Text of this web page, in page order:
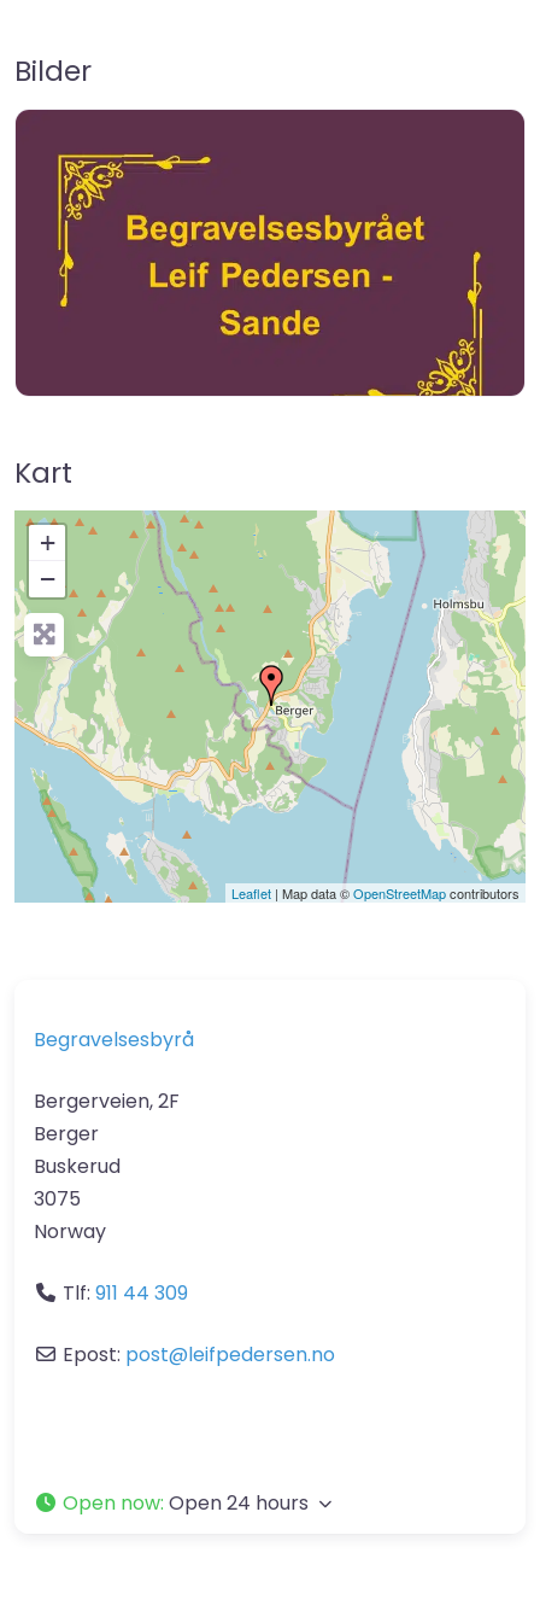
Bilder
Kart
+
−
Press Enter key to search
Leaflet | Map data ©OpenStreetMapcontributors
Begravelsesbyrå
Bergerveien, 2F
Berger
Buskerud
3075
Norway
Tlf: 911 44 309
Epost: post@leifpedersen.no
Open now: Open 24 hours